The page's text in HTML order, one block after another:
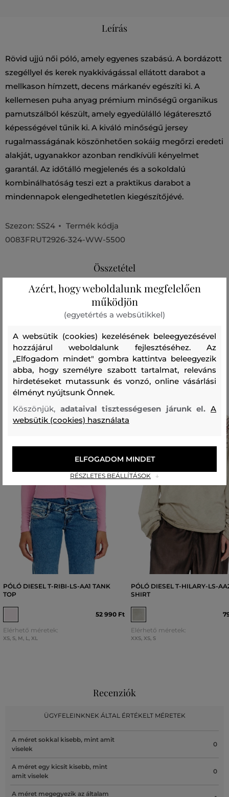
Leírás
Rövid ujjú női póló, amely egyenes szabású. A bordázott
szegéllyel és kerek nyakkivágással ellátott darabot a
mellkason hímzett, decens márkanév egészíti ki. A
kellemesen puha anyag prémium minőségű organikus
pamutszálból készült, amely egyedülálló légáteresztő
képességével tűnik ki. A kiváló minőségű jersey
rugalmasságának köszönhetően sokáig megőrzi eredeti
alakját, ugyanakkor azonban rendkívüli kényelmet
garantál. Az időtálló megjelenés és a sokoldalú
kombinálhatóság teszi ezt a praktikus darabot a
mindennapok elengedhetetlen kiegészítőjévé.
Szezon: SS24
Termék kódja
0083FRUT2926-324-WW-5500
Összetétel
Ajánlott termékek
PÓLÓ DIESEL T-RIBI-LS-AA1 TANK
TOP
52 990 Ft
Elérhető méretek:
XS, S, M, L, XL
PÓLÓ DIESEL T-HILARY-LS-
SHIRT
Elérhető méretek:
XXS, XS, S
Recenziók
ÜGYFELEINKNEK ÁLTAL ÉRTÉKELT MÉRETEK
A méret sokkal kisebb, mint amit
viselek
0
A méret egy kicsit kisebb, mint
amit viselek
0
A méret megegyezik az általam
Azért, hogy weboldalunk megfelelően
működjön
(egyetértés a websütikkel)
A websütik (cookies) kezelésének beleegyezésével
hozzájárul weboldalunk fejlesztéséhez. Az
„Elfogadom mindet" gombra kattintva beleegyezik
abba, hogy személyre szabott tartalmat, releváns
hirdetéseket mutassunk és vonzó, online vásárlási
élményt nyújtsunk Önnek.
Köszönjük, adataival tisztességesen járunk el.A
websütik (cookies) használata
RÉSZLETES BEÁLLÍTÁSOK
ELFOGADOM MINDET